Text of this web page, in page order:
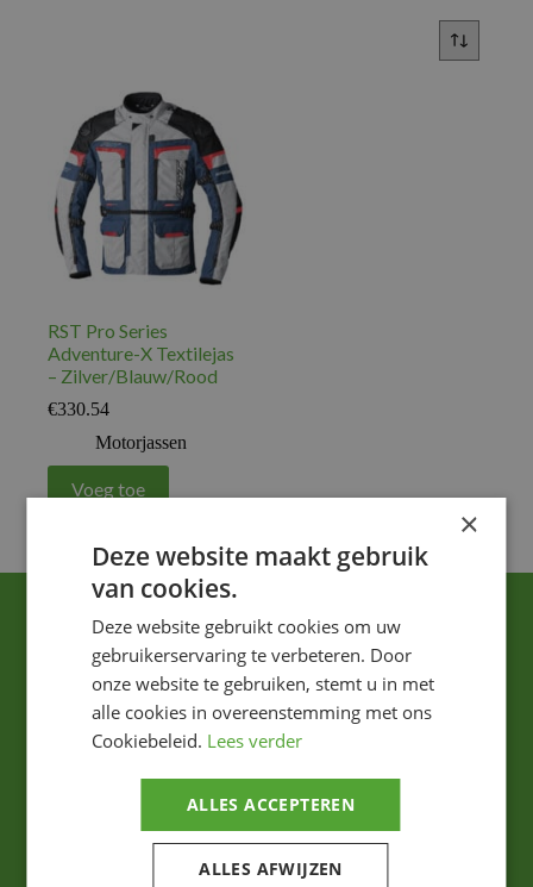
RST Pro Series
Adventure-X Textilejas
– Zilver/Blauw/Rood
€330.54
Motorjassen
Voeg toe
Ik ga akkoord met het privacybeleid.
×
Deze website maakt gebruik
van cookies.
Deze website gebruikt cookies om uw
gebruikerservaring te verbeteren. Door
onze website te gebruiken, stemt u in met
alle cookies in overeenstemming met ons
Cookiebeleid. Lees verder
ALLES ACCEPTEREN
ALLES AFWIJZEN